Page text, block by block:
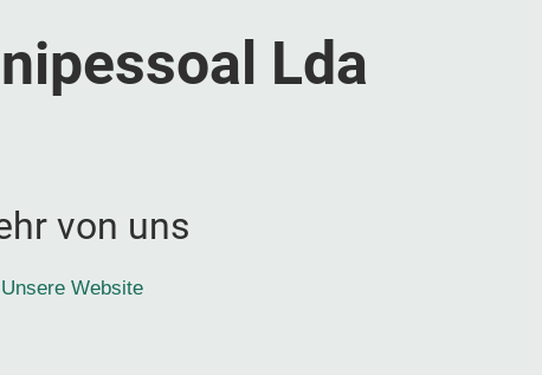
Lda
von uns
Unsere Website